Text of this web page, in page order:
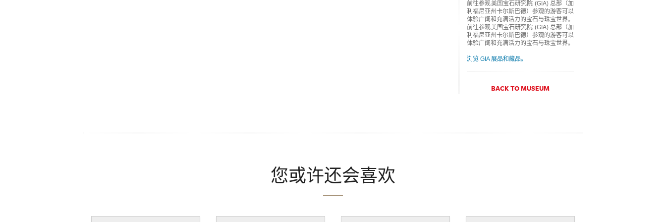
前往参观美国宝石研究院 (GIA) 总部（加
利福尼亚州卡尔斯巴德）参观的游客可以
体验广阔和充满活力的宝石与珠宝世界。
前往参观美国宝石研究院 (GIA) 总部（加
利福尼亚州卡尔斯巴德）参观的游客可以
体验广阔和充满活力的宝石与珠宝世界。
浏览 GIA 展品和藏品。
BACK TO MUSEUM
您或许还会喜欢